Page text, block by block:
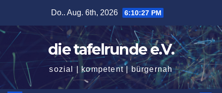
springen
Do.. Aug. 6th, 2026 6:10:28 PM
die tafelrunde e.V.
sozial | kompetent | bürgernah